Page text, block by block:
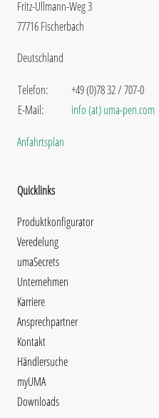
Fritz-Ullmann-Weg 3
77716 Fischerbach
Deutschland
Telefon:
E-Mail:
+49 (0)78 32 / 707-0
info (at) uma-pen.com
Anfahrtsplan
Quicklinks
Produktkonfigurator
Veredelung
umaSecrets
Unternehmen
Karriere
Ansprechpartner
Kontakt
Händlersuche
myUMA
Downloads